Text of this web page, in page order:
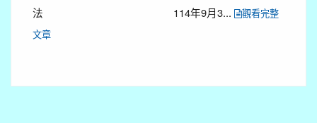
法 114年9月3...
觀看完整
文章